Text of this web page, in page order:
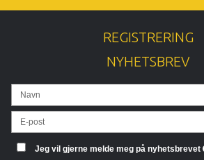
REGISTRERING
NYHETSBREV
Jeg vil gjerne melde meg på nyhetsbrevet